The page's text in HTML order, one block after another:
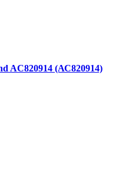
AC820914 (АС820914)